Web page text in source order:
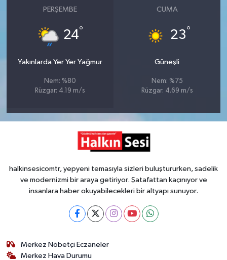
PERŞEMBE
24°
Yakınlarda Yer Yer Yağmur
Nem: %80
Rüzgar: 4.19 m/s
CUMA
23°
Güneşli
Nem: %75
Rüzgar: 4.69 m/s
halkinsesicomtr, yepyeni temasıyla sizleri buluştururken, sadelik
ve modernizmi bir araya getiriyor. Şatafattan kaçınıyor ve
insanlara haber okuyabilecekleri bir altyapı sunuyor.
Merkez Nöbetçi Eczaneler
Merkez Hava Durumu